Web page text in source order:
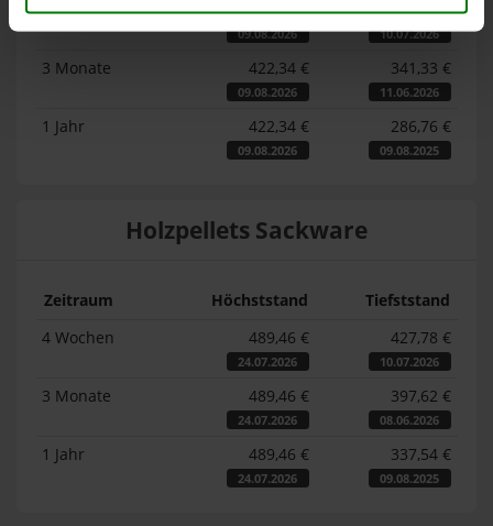
4 Wochen
422,34 €
09.08.2026
374,50 €
10.07.2026
3 Monate 422,34 €
09.08.2026
341,33 €
11.06.2026
1 Jahr 422,34 €
09.08.2026
286,76 €
09.08.2025
Holzpellets Sackware
Zeitraum Höchststand
Tiefststand
4 Wochen
489,46 €
24.07.2026
427,78 €
10.07.2026
3 Monate 489,46 €
24.07.2026
397,62 €
08.06.2026
1 Jahr 489,46 €
24.07.2026
337,54 €
09.08.2025